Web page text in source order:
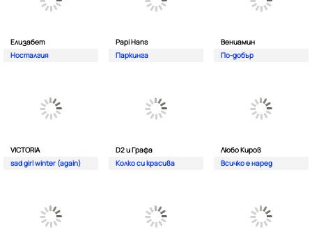
Елизабет
Носталгия
Papi Hans
Паркинга
Вениамин
По-добър
VICTORIA
sad girl winter (again)
D2 и Графа
Колко си красива
Любо Киров
Всичко е наред